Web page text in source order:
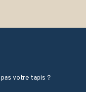
votre tapis ?